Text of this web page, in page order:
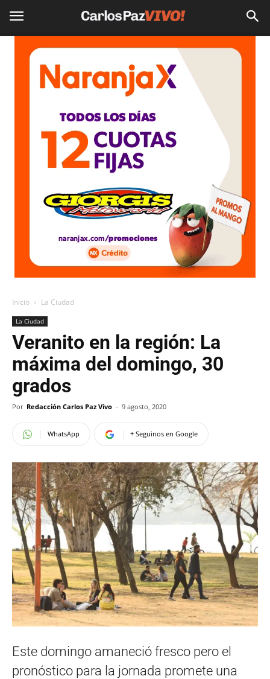
Inicio La Ciudad
La Ciudad
Veranito en la región: La
máxima del domingo, 30
grados
Por Redacción Carlos Paz Vivo - 9 agosto, 2020
WhatsApp + Seguinos en Google
Este domingo amaneció fresco pero el
pronóstico para la jornada promete una